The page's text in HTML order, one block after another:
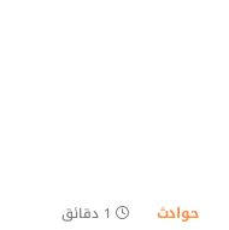
حوادث 1 دقائق